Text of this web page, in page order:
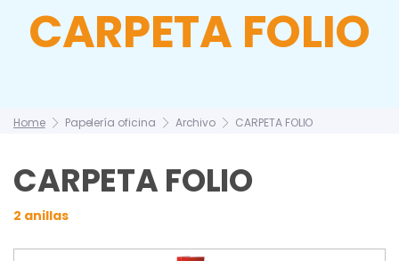
CARPETA FOLIO
Home Papelería oficina Archivo CARPETA FOLIO
CARPETA FOLIO
2 anillas